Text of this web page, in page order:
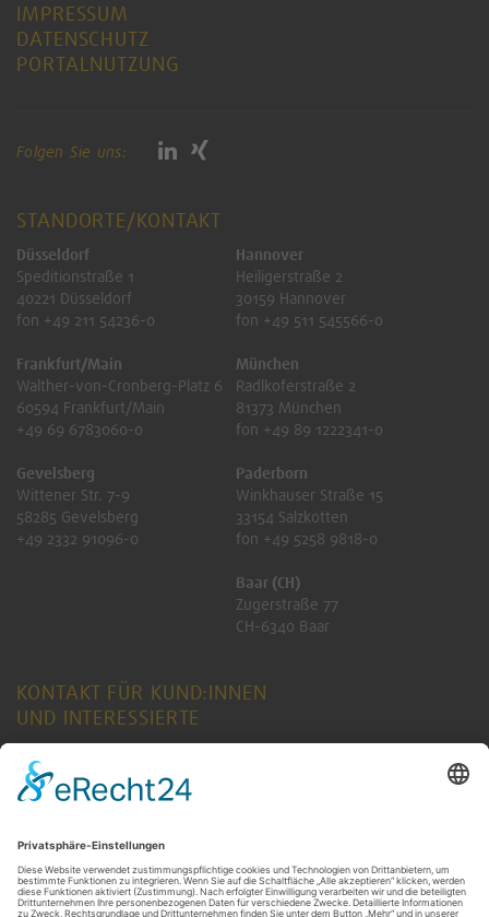
IMPRESSUM
DATENSCHUTZ
PORTALNUTZUNG
Folgen Sie uns:
STANDORTE/KONTAKT
Düsseldorf
Speditionstraße 1
40221 Düsseldorf
fon +49 211 54236-0
Frankfurt/Main
Walther-von-Cronberg-Platz 6
60594 Frankfurt/Main
+49 69 6783060-0
Gevelsberg
Wittener Str. 7-9
58285 Gevelsberg
+49 2332 91096-0
Hannover
Heiligerstraße 2
30159 Hannover
fon +49 511 545566-0
München
Radlkoferstraße 2
81373 München
fon +49 89 1222341-0
Paderborn
Winkhauser Straße 15
33154 Salzkotten
fon +49 5258 9818-0
Baar (CH)
Zugerstraße 77
CH-6340 Baar
KONTAKT FÜR KUND:INNEN
UND INTERESSIERTE